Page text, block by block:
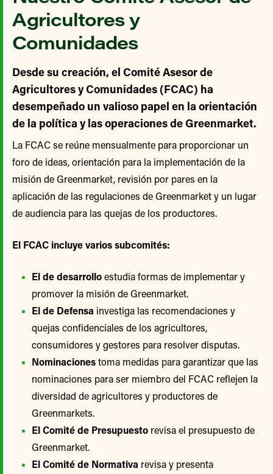
Agricultores y
Comunidades
Desde su creación, el Comité Asesor de
Agricultores y Comunidades (FCAC) ha
desempeñado un valioso papel en la orientación
de la política y las operaciones de Greenmarket.
La FCAC se reúne mensualmente para proporcionar un
foro de ideas, orientación para la implementación de la
misión de Greenmarket, revisión por pares en la
aplicación de las regulaciones de Greenmarket y un lugar
de audiencia para las quejas de los productores.
El FCAC incluye varios subcomités:
El de desarrolloestudia formas de implementar y
promover la misión de Greenmarket.
El de Defensa investiga las recomendaciones y
quejas confidenciales de los agricultores,
consumidores y gestores para resolver disputas.
Nominacionestoma medidas para garantizar que las
nominaciones para ser miembro del FCAC reflejen la
diversidad de agricultores y productores de
Greenmarkets.
El Comité de Presupuesto revisa el presupuesto de
Greenmarket.
El Comité de Normativa revisa y presenta